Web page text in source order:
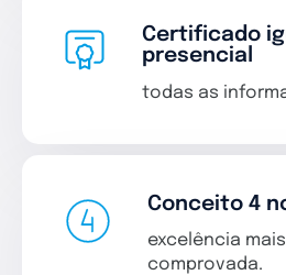
Certificado
presencial
todas as
Conceito 4
excelência
comprovada.